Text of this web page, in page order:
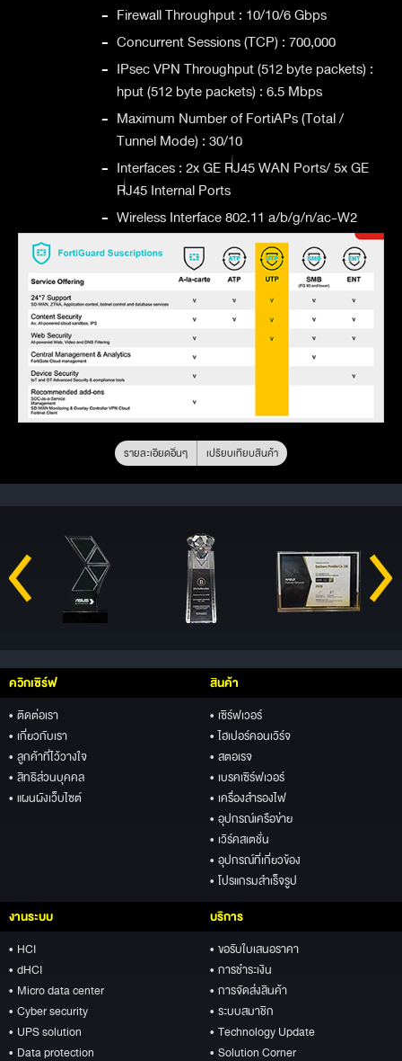
- Firewall Throughput : 10/10/6 Gbps
- Concurrent Sessions (TCP) : 700,000
- IPsec VPN Throughput (512 byte packets) :
hput (512 byte packets) : 6.5 Mbps
- Maximum Number of FortiAPs (Total /
Tunnel Mode) : 30/10
- Interfaces : 2x GE RJ45 WAN Ports/ 5x GE
RJ45 Internal Ports
- Wireless Interface 802.11 a/b/g/n/ac-W2
รายละเอียดอื่นๆ เปรียบเทียบสินค้า
ควิกเซิร์ฟ
• ติดต่อเรา
• เกี่ยวกับเรา
• ลูกค้าที่ไว้วางใจ
• สิทธิส่วนบุคคล
• แผนผังเว็บไซต์
สินค้า
• เซิร์ฟเวอร์
• ไฮเปอร์คอนเวิร์จ
• สตอเรจ
• เบรคเซิร์ฟเวอร์
• เครื่องสำรองไฟ
• อุปกรณ์เครือข่าย
• เวิร์คสเตชั่น
• อุปกรณ์ที่เกี่ยวข้อง
• โปรแกรมสำเร็จรูป
งานระบบ
• HCI
• dHCI
• Micro data center
• Cyber security
• UPS solution
• Data protection
บริการ
• ขอรับใบเสนอราคา
• การชำระเงิน
• การจัดส่งสินค้า
• ระบบสมาชิก
• Technology Update
• Solution Corner